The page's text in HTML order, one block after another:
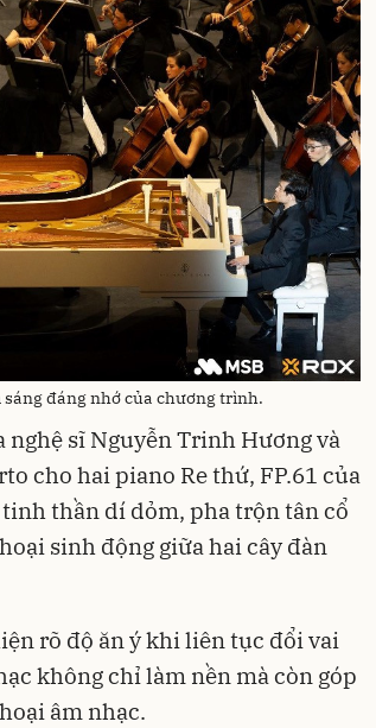
đáng nhớ của chương trình.
nghệ sĩ Nguyễn Trinh Hương và
cho hai piano Re thứ, FP.61 của
thần dí dỏm, pha trộn tân cổ
sinh động giữa hai cây đàn
rõ độ ăn ý khi liên tục đổi vai
không chỉ làm nền mà còn góp
âm nhạc.